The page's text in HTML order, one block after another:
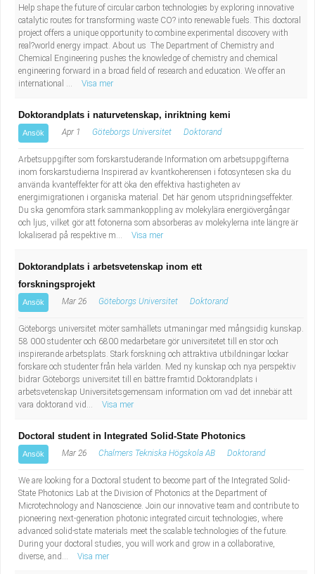
Help shape the future of circular carbon technologies by exploring innovative
catalytic routes for transforming waste CO? into renewable fuels. This doctoral
project offers a unique opportunity to combine experimental discovery with
real?world energy impact. About us The Department of Chemistry and
Chemical Engineering pushes the knowledge of chemistry and chemical
engineering forward in a broad field of research and education. We offer an
international ...
Visa mer
Doktorandplats i naturvetenskap, inriktning kemi
Ansök Apr 1 Göteborgs Universitet Doktorand
Arbetsuppgifter som forskarstuderande Information om arbetsuppgifterna
inom forskarstudierna Inspirerad av kvantkoherensen i fotosyntesen ska du
använda kvanteffekter för att öka den effektiva hastigheten av
energimigrationen i organiska material. Det här genom utspridningseffekter.
Du ska genomföra stark sammankoppling av molekylära energiövergångar
och ljus, vilket gör att fotonerna som absorberas av molekylerna inte längre är
lokaliserad på respektive m...
Visa mer
Doktorandplats i arbetsvetenskap inom ett
forskningsprojekt
Ansök Mar 26 Göteborgs Universitet Doktorand
Göteborgs universitet möter samhällets utmaningar med mångsidig kunskap.
58 000 studenter och 6800 medarbetare gör universitetet till en stor och
inspirerande arbetsplats. Stark forskning och attraktiva utbildningar lockar
forskare och studenter från hela världen. Med ny kunskap och nya perspektiv
bidrar Göteborgs universitet till en bättre framtid.Doktorandplats i
arbetsvetenskap Universitetsgemensam information om vad det innebär att
vara doktorand vid...
Visa mer
Doctoral student in Integrated Solid-State Photonics
Ansök Mar 26 Chalmers Tekniska Högskola AB Doktorand
We are looking for a Doctoral student to become part of the Integrated Solid-
State Photonics Lab at the Division of Photonics at the Department of
Microtechnology and Nanoscience. Join our innovative team and contribute to
pioneering next-generation photonic integrated circuit technologies, where
advanced solid-state materials meet the scalable technologies of the future.
During your doctoral studies, you will work and grow in a collaborative,
diverse, and...
Visa mer